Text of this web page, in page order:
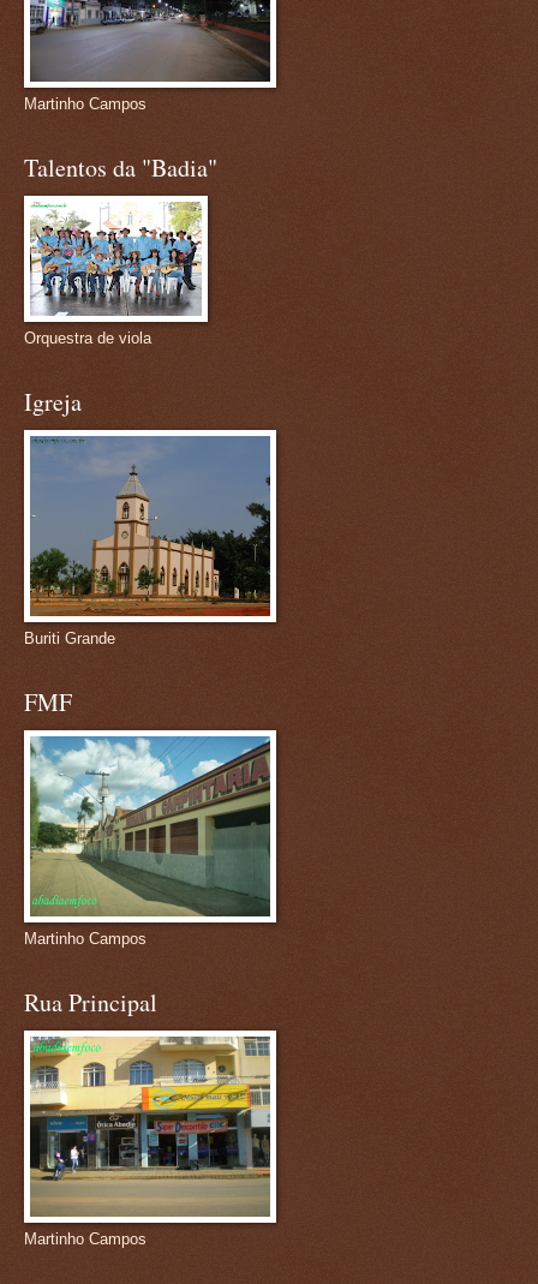
Martinho Campos
Talentos da "Badia"
Orquestra de viola
Igreja
Buriti Grande
FMF
Martinho Campos
Rua Principal
Martinho Campos